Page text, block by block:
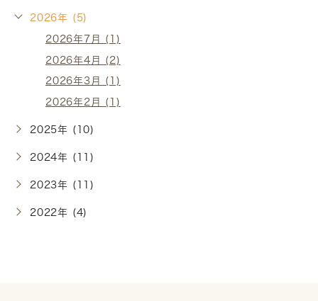
2026年 (5)
2026年7月 (1)
2026年4月 (2)
2026年3月 (1)
2026年2月 (1)
2025年 (10)
2024年 (11)
2023年 (11)
2022年 (4)